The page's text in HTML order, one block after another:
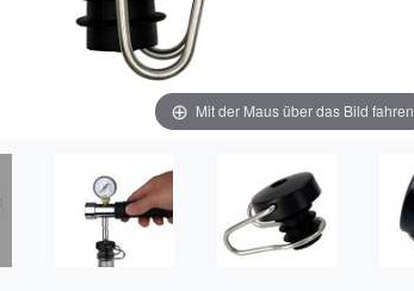
Mit der Maus über das Bild fahren